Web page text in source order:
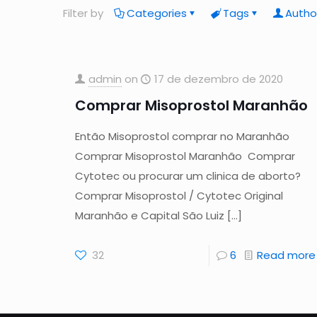
Filter by Categories Tags
admin on 17 de dezembro de 2020
Comprar Misoprostol Maranhão
Então Misoprostol comprar no Maranhão
Comprar Misoprostol Maranhão Comprar
Cytotec ou procurar um clinica de aborto?
Comprar Misoprostol / Cytotec Original
Maranhão e Capital São Luiz […]
32 6 Read more